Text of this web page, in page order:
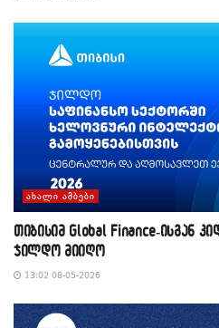
ᲐᲮᲐᲚᲘ ᲐᲛᲑᲔᲑᲘ
თიბისიმ Global Finance-ისგან
ჯილდო მიიღო
13:02 08-05-2026